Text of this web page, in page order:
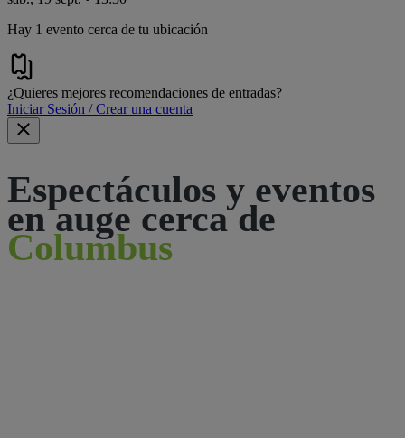
Hay 1 evento cerca de tu ubicación
¿Quieres mejores recomendaciones de entradas?
Iniciar Sesión / Crear una cuenta
Espectáculos y eventos
en auge cerca de
Columbus